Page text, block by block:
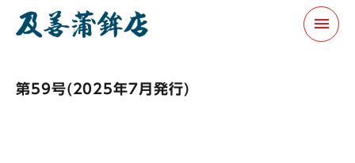
menu
第59号(2025年7月発行)